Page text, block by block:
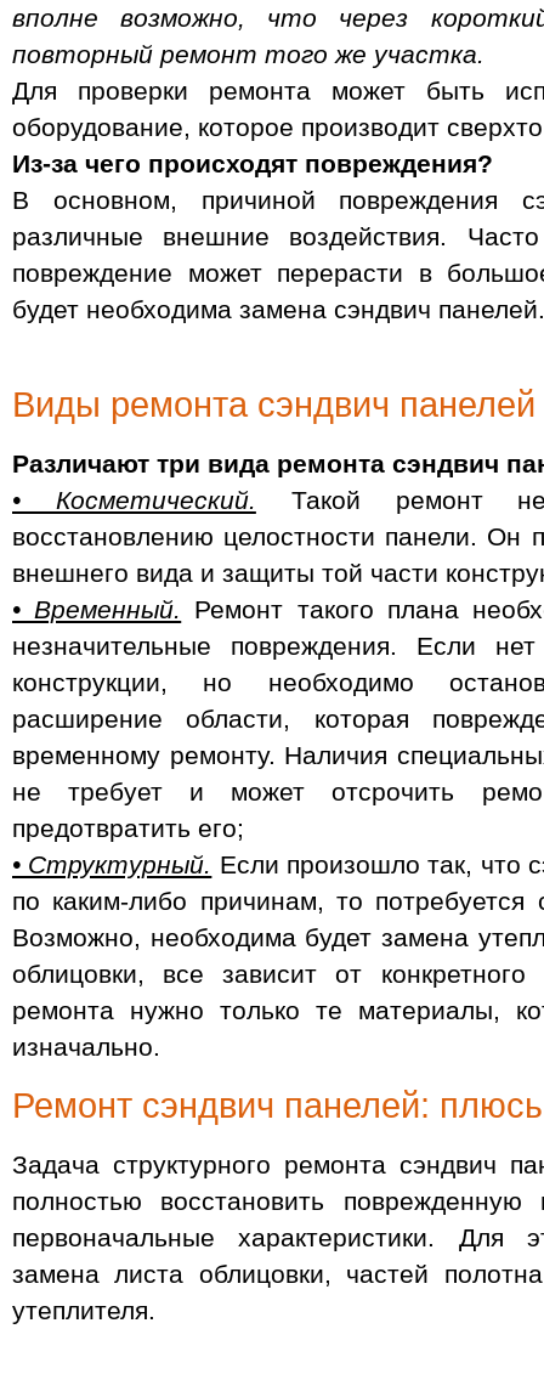
вполне возможно, что через
повторный ремонт того же участка.
Для проверки ремонта может быть
оборудование, которое производит
Из-за чего происходят повреждения?
В основном, причиной повреждения
различные внешние воздействия.
повреждение может перерасти в
будет необходима замена сэндвич панелей.
Виды ремонта сэндвич панелей
Различают три вида ремонта сэндвич
• Косметический. Такой ремонт
восстановлению целостности панели. Он
внешнего вида и защиты той части
• Временный. Ремонт такого плана
незначительные повреждения. Если
конструкции, но необходимо
расширение области, которая
временному ремонту. Наличия
не требует и может отсрочить
предотвратить его;
• Структурный. Если произошло так, что
по каким-либо причинам, то потребуется
Возможно, необходима будет замена
облицовки, все зависит от
ремонта нужно только те материалы,
изначально.
Ремонт сэндвич панелей:
Задача структурного ремонта сэндвич
полностью восстановить
первоначальные характеристики. Для
замена листа облицовки, частей
утеплителя.